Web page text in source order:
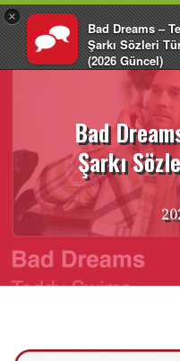
×
Bad Dreams –
Şarkı Sözleri
(2026 Güncel)
EnglishCentral
İçeriğe
Bad
Şarkı